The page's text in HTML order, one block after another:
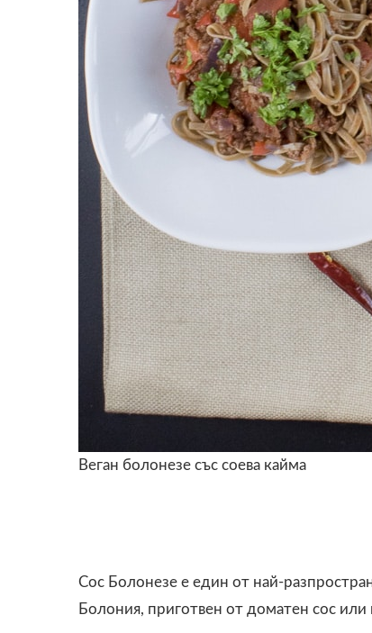
Веган болонезе със соева кайма
Сос Болонезе е един от най-
Болония, приготвен от доматен сос